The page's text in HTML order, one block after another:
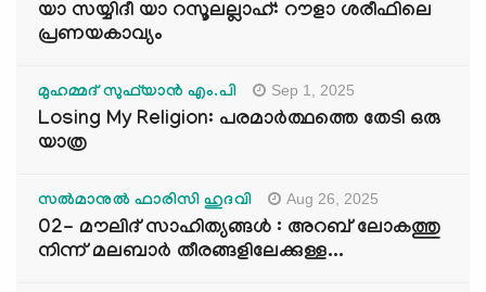
യാ സയ്യിദീ യാ റസൂലല്ലാഹ്: റൗളാ ശരീഫിലെ
പ്രണയകാവ്യം
മുഹമ്മദ് സുഫ്‌യാൻ എം.പി Sep 1, 2025
Losing My Religion: പരമാർത്ഥത്തെ തേടി ഒരു
യാത്ര
സൽമാനുൽ ഫാരിസി ഹുദവി Aug 26, 2025
02- മൗലിദ് സാഹിത്യങ്ങൾ : അറബ് ലോകത്തു
നിന്ന് മലബാർ തീരങ്ങളിലേക്കുള്ള...